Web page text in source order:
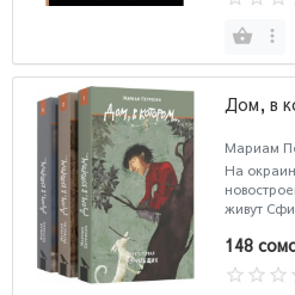
Дом, в
Мариам
На
живут
148